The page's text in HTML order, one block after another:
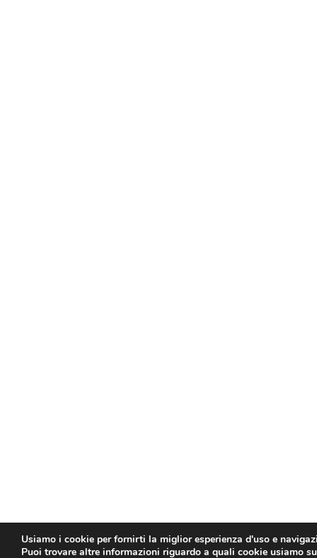
Usiamo i cookie per fornirti la miglior esperienza d'uso e
Puoi trovare altre informazioni riguardo a quali cookie usiamo